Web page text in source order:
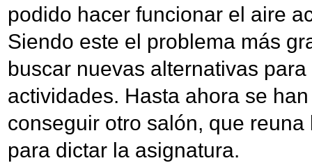
podido hacer funcionar el aire
Siendo este el problema más
buscar nuevas alternativas
actividades. Hasta ahora se
conseguir otro salón, que
para dictar la asignatura.